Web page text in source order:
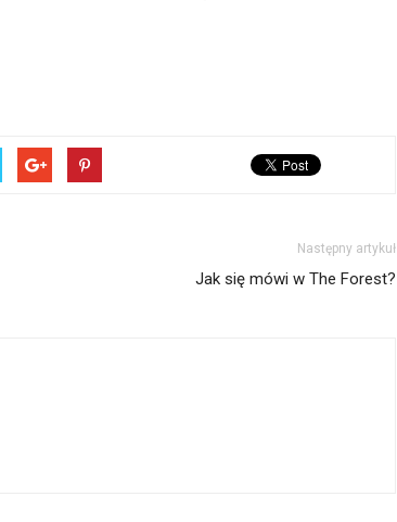
Następny artykuł
Jak się mówi w The Forest?